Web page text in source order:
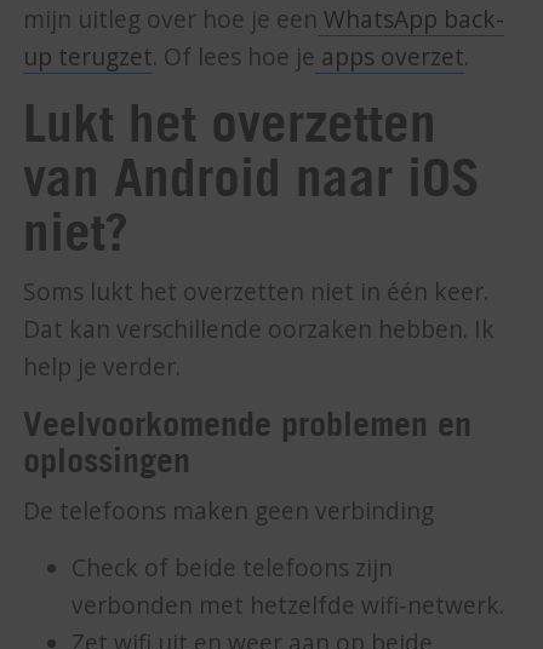
mijn uitleg over hoe je een WhatsApp back-
up terugzet. Of lees hoe je apps overzet.
Lukt het overzetten
van Android naar iOS
niet?
Soms lukt het overzetten niet in één keer.
Dat kan verschillende oorzaken hebben. Ik
help je verder.
Veelvoorkomende problemen en
oplossingen
De telefoons maken geen verbinding
Check of beide telefoons zijn
verbonden met hetzelfde wifi-netwerk.